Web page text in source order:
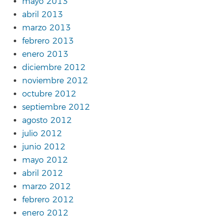
abril 2013
marzo 2013
febrero 2013
enero 2013
diciembre 2012
noviembre 2012
octubre 2012
septiembre 2012
agosto 2012
julio 2012
junio 2012
mayo 2012
abril 2012
marzo 2012
febrero 2012
enero 2012